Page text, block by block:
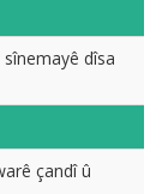
sînemayê dîsa
çandî û